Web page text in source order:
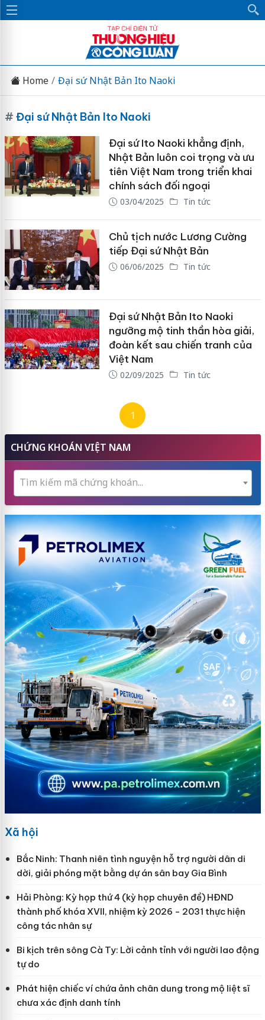
Home Đại sứ Nhật Bản Ito Naoki
# Đại sứ Nhật Bản Ito Naoki
Đại sứ Ito Naoki khẳng định,
Nhật Bản luôn coi trọng và ưu
tiên Việt Nam trong triển khai
chính sách đối ngoại
03/04/2025 Tin tức
Chủ tịch nước Lương Cường
tiếp Đại sứ Nhật Bản
06/06/2025 Tin tức
Đại sứ Nhật Bản Ito Naoki
ngưỡng mộ tinh thần hòa giải,
đoàn kết sau chiến tranh của
Việt Nam
02/09/2025 Tin tức
1
CHỨNG KHOÁN VIỆT NAM
Tìm kiếm mã chứng khoán...
Xã hội
Bắc Ninh: Thanh niên tình nguyện hỗ trợ người dân di
dời, giải phóng mặt bằng dự án sân bay Gia Bình
Hải Phòng: Kỳ họp thứ 4 (kỳ họp chuyên đề) HĐND
thành phố khóa XVII, nhiệm kỳ 2026 - 2031 thực hiện
công tác nhân sự
Bi kịch trên sông Cà Ty: Lời cảnh tỉnh với người lao động
tự do
Phát hiện chiếc ví chứa ảnh chân dung trong mộ liệt sĩ
chưa xác định danh tính